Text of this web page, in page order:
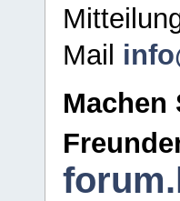
Mail
Machen